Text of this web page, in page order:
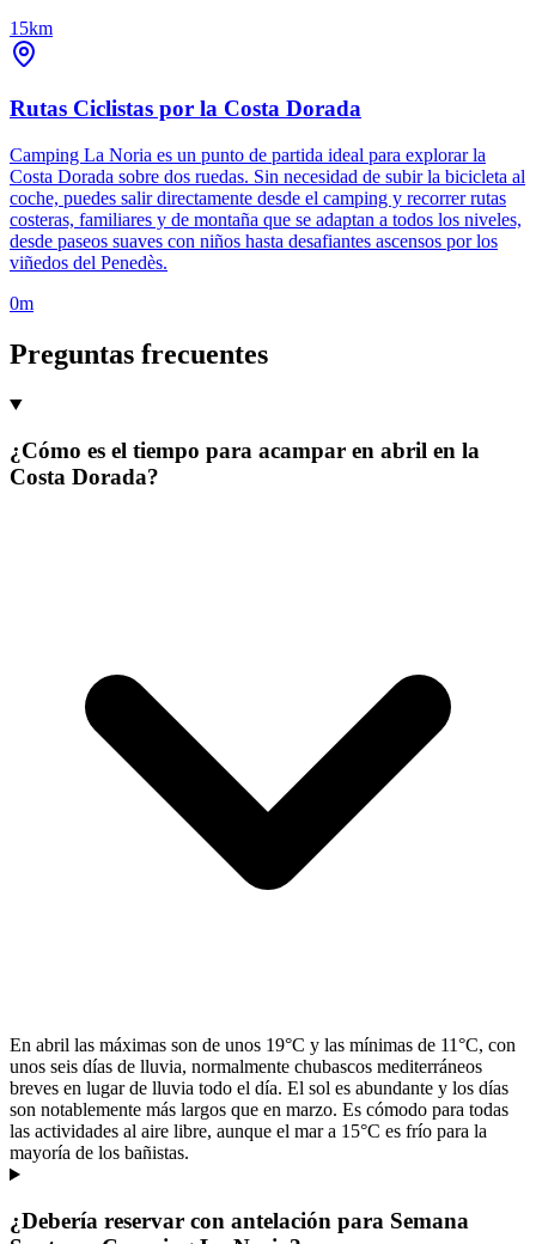
15km
Rutas Ciclistas por la Costa Dorada
Camping La Noria es un punto de partida ideal para explorar la
Costa Dorada sobre dos ruedas. Sin necesidad de subir la bicicleta al
coche, puedes salir directamente desde el camping y recorrer rutas
costeras, familiares y de montaña que se adaptan a todos los niveles,
desde paseos suaves con niños hasta desafiantes ascensos por los
viñedos del Penedès.
0m
Preguntas frecuentes
¿Cómo es el tiempo para acampar en abril en la
Costa Dorada?
En abril las máximas son de unos 19°C y las mínimas de 11°C, con
unos seis días de lluvia, normalmente chubascos mediterráneos
breves en lugar de lluvia todo el día. El sol es abundante y los días
son notablemente más largos que en marzo. Es cómodo para todas
las actividades al aire libre, aunque el mar a 15°C es frío para la
mayoría de los bañistas.
¿Debería reservar con antelación para Semana